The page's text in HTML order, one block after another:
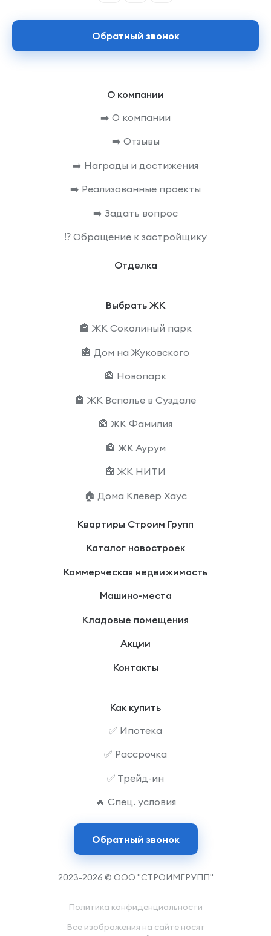
О компании
➡️ О компании
➡️ Отзывы
➡️ Награды и достижения
➡️ Реализованные проекты
➡️ Задать вопрос
⁉️ Обращение к застройщику
Отделка
Выбрать ЖК
🏤 ЖК Соколиный парк
🏤 Дом на Жуковского
🏤 Новопарк
🏤 ЖК Всполье в Суздале
🏤 ЖК Фамилия
🏤 ЖК Аурум
🏤 ЖК НИТИ
🏠 Дома Клевер Хаус
Квартиры Строим Групп
Каталог новостроек
Коммерческая недвижимость
Машино-места
Кладовые помещения
Акции
Контакты
Как купить
✅ Ипотека
✅ Рассрочка
✅ Трейд-ин
🔥 Спец. условия
Обратный звонок
2023-2026 © ООО "СТРОИМГРУПП"
Политика конфиденциальности
Все изображения на сайте носят
Обратный звонок